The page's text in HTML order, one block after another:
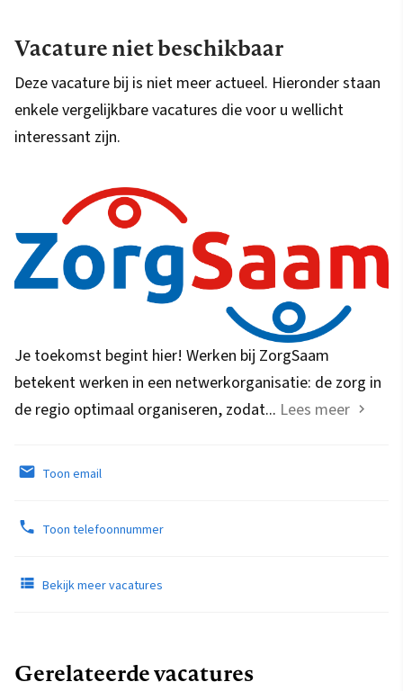
Vacature niet beschikbaar
Deze vacature bij is niet meer actueel. Hieronder staan
enkele vergelijkbare vacatures die voor u wellicht
interessant zijn.
Je toekomst begint hier! Werken bij ZorgSaam
betekent werken in een netwerkorganisatie: de zorg in
de regio optimaal organiseren, zodat... Lees meer
Toon email
Toon telefoonnummer
Bekijk meer vacatures
Gerelateerde vacatures